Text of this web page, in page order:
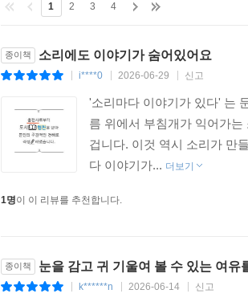
1 2 3 4
종이책 소리에도 이야기가 숨어있어요
i****0 2026-06-29 신고
'소리마다 이야기가 있다' 는
름 위에서 부침개가 익어가
겁니다. 이것 역시 소리가 만
다 이야기가... 더보기
1명이 이 리뷰를 추천합니다.
종이책 눈을 감고 귀 기울여 볼 수 있는 여유
k******n 2026-06-14 신고